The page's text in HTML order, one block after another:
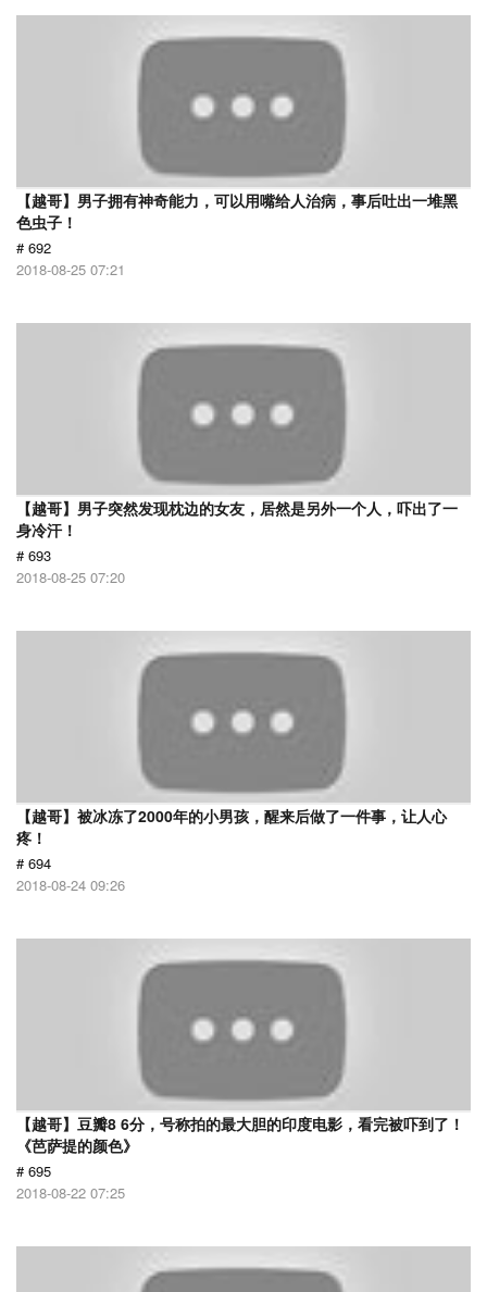
【越哥】男子拥有神奇能力，可以用嘴给人治病，事后吐出一堆黑
色虫子！
# 692
2018-08-25 07:21
【越哥】男子突然发现枕边的女友，居然是另外一个人，吓出了一
身冷汗！
# 693
2018-08-25 07:20
【越哥】被冰冻了2000年的小男孩，醒来后做了一件事，让人心
疼！
# 694
2018-08-24 09:26
【越哥】豆瓣8 6分，号称拍的最大胆的印度电影，看完被吓到了！
《芭萨提的颜色》
# 695
2018-08-22 07:25